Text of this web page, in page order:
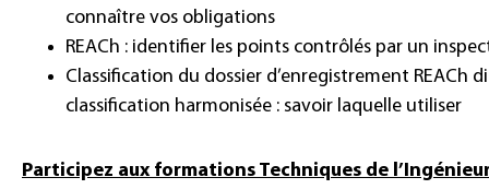
connaître vos obligations
REACh : identifier les points contrôlés par un
Classification du dossier d’enregistrement REACh
classification harmonisée : savoir laquelle utiliser
Participez aux formations Techniques de